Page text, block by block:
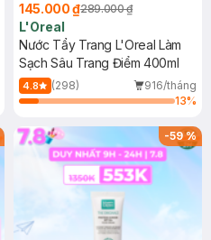
145.000 ₫289.000 ₫
L'Oreal
Nước Tẩy Trang L'Oreal Làm
Sạch Sâu Trang Điểm 400ml
4.8 (298)
916/tháng
13%
-59%